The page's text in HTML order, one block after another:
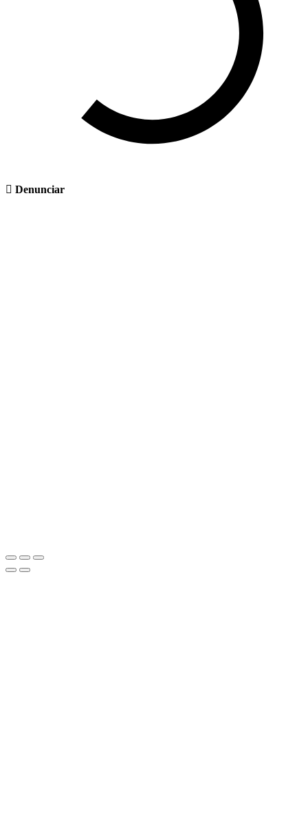
Denunciar